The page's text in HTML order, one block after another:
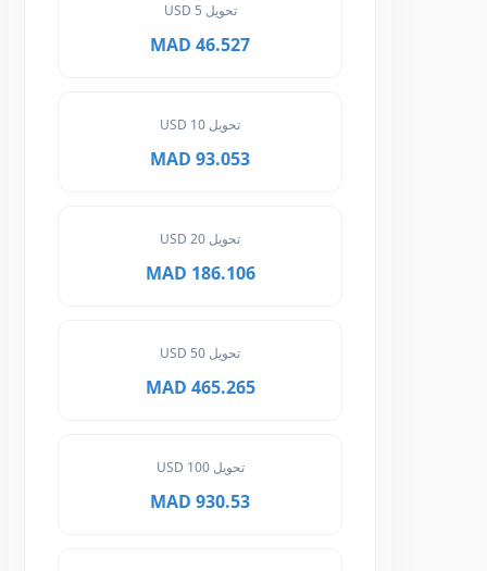
تحويل 5 USD
46.527 MAD
93.053 MAD
186.106 MAD
465.265 MAD
تحويل 100 USD
930.53 MAD